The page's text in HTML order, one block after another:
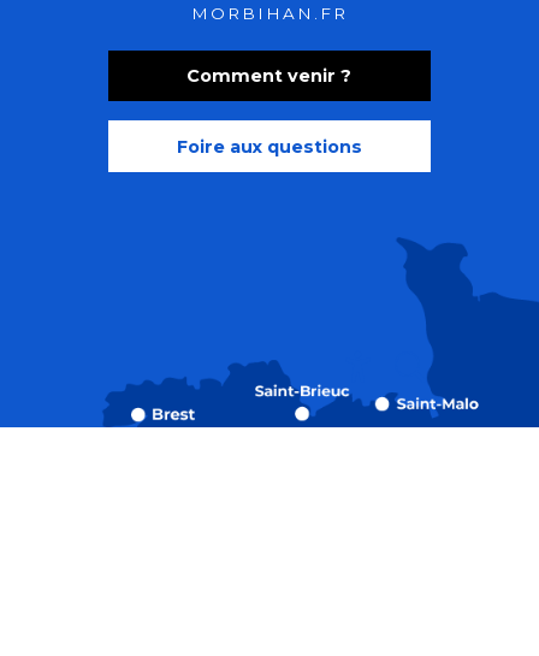
Recherche
Comment venir ?
Foire aux questions
MORBIHAN.FR